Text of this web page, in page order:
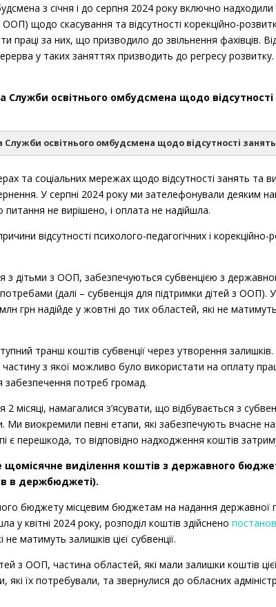
з січня і до серпня 2024 року включно надходили
щодо скасування та відсутності корекційно-
праці за них, що призводило до звільнення фахівців.
у таких заняттях призводить до регресу
Служби освітнього омбудсмена щодо
освітнього омбудсмена щодо відсутності
Тема звернення
Відсутність корекційних занять дітей з ООП
Відсутність корекційно-розвиткових
Невиплата коштів за проведені
Невиплата коштів за проведені
Невиплата коштів за проведені
Невиплата коштів за проведені
Щодо зменшення обсягу освітньої
дітей з ООП
та соціальних мережах щодо відсутності занять та
У серпні 2024 року ми зателефонували деяким
не вирішено, і оплата не надійшла.
відсутності психолого-педагогічних і
з дітьми з ООП, забезпечуються субвенцією з
(далі – субвенція для підтримки дітей з ООП). У
грн надійде у жовтні до тих областей, які не матимуть
транш коштів субвенції через утворення залишків.
з якої можливо було використати на оплату
забезпечення потреб громад.
2 місяці, намагалися з’ясувати, що відбувається з
виокремили певні етапи, які забезпечують вчасне
є перешкода, то відповідно надходження коштів
щомісячне виділення коштів з державного
в держбюджеті).
бюджету місцевим бюджетам на надання державної
у квітні 2024 року, розподіл коштів здійснено
матимуть залишків цієї субвенції.
з ООП, частина областей, які мали залишки коштів
їх потребували, та звернулися до обласних